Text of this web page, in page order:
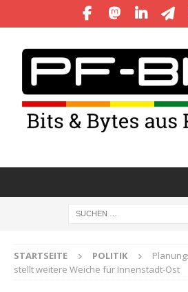
STARTSEITE POLITIK
stellt weitere Weiche für Innenstadt-Ost